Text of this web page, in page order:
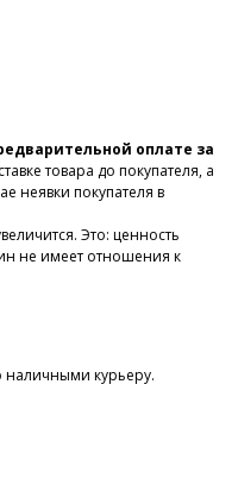
оплате за
товара до покупателя, а
неявки покупателя в
Это: ценность
не имеет отношения к
курьеру.